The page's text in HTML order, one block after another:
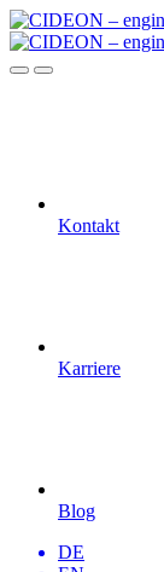
Kontakt
Karriere
Blog
DE